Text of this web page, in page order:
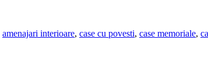
amenajari interioare, case cu povesti, case memoriale,